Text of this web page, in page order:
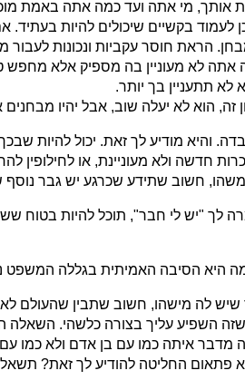
אותך, מי אתה ועד כמה אתה באמת
לעמוד בקשיים שיכולים להיות
הראת חוסר עקביות ונכונות לעבור
אתה לא מעוניין בה מספיק אלא
לא תתעניין בך יותר.
הוא לא יעלה שוב, אבל יהיו מבחנים
והיא מודיע לך זאת. יכול להיות
חדשה ולא מעוניינת, או לחילופין
משהו, חשוב שתידע שכרגע יש גבר
לך "יש לי חבר", תוכל להיות בטוח
היא הסיבה האמיתית בגללה המשפט
שיש לה מישהו, חשוב שתבין שהעולם
השפיע עליך בצורה כלשהי. השאלה
איתה כמו עם בן אדם ולא כמו עם
פתאום החליטה להודיע לך זאת?